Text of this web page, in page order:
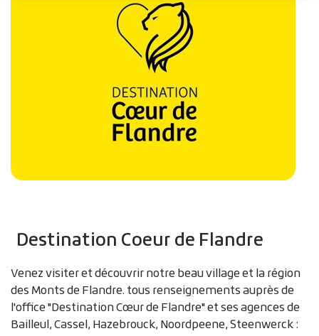
Destination Coeur de Flandre
Venez visiter et découvrir notre beau village et la région
des Monts de Flandre. tous renseignements auprès de
l'office "Destination Cœur de Flandre" et ses agences de
Bailleul, Cassel, Hazebrouck, Noordpeene, Steenwerck :